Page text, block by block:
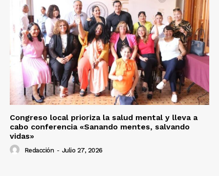
Congreso local prioriza la salud mental y lleva a
cabo conferencia «Sanando mentes, salvando
vidas»
Redacción - Julio 27, 2026